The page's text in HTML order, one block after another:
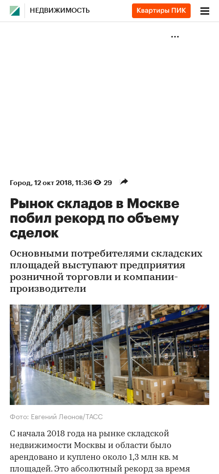
НЕДВИЖИМОСТЬ
Город⁠, 12 окт 2018, 11:36 29
Рынок складов в Москве
побил рекорд по объему
сделок
Основными потребителями складских
площадей выступают предприятия
розничной торговли и компании-
производители
Фото: Евгений Леонов/ТАСС
С начала 2018 года на рынке складской
недвижимости Москвы и области было
арендовано и куплено около 1,3 млн кв. м
площадей. Это абсолютный рекорд за время